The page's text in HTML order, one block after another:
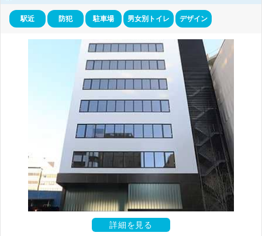
駅近 防犯 駐車場 男女別トイレ デザイン
詳細を見る